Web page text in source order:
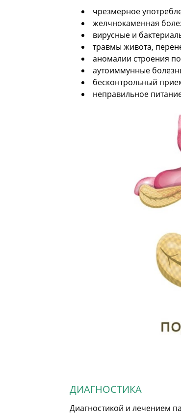
чрезмерное
желчнокаменная
вирусные и
травмы живота,
аномалии строения
аутоиммунные
бесконтрольный
неправильное
ДИАГНОСТИКА
Диагностикой и лечением